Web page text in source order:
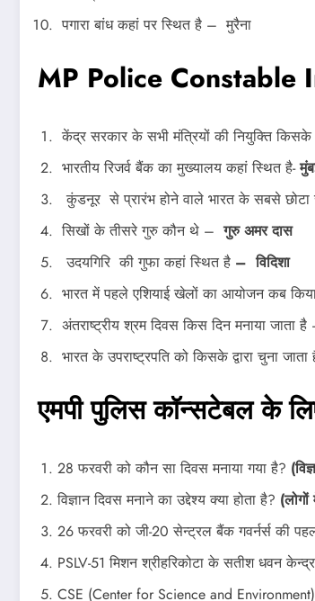
पगारा बांध कहां पर स्थित है – मुरैना
MP Police Constable
केंद्र सरकार के सभी मंत्रियों की नियुक्ति किसके
भारतीय रिजर्व बैंक का मुख्यालय कहां स्थित है-
कुंडनूर से प्रारंभ होने वाले भारत के सबसे छोटा
सिखों के तीसरे गुरु कौन थे –गुरु अमर दास
उदयगिरि की गुफा कहां स्थित है – विदिशा
भारत में पहले एशियाई खेलों का आयोजन कब
अंतराष्‍ट्रीय श्रम दिवस किस दिन मनाया जाता है
भारत के उपराष्ट्रपति को किसके द्वारा चुना
एमपी पुलिस कॉन्‍सटेबल के
28 फरवरी को कौन सा दिवस मनाया गया है?
विज्ञान दिवस मनाने का उद्देश्‍य क्‍या होता है?
26 फरवरी को जी-20 सेन्‍ट्रल बैंक गवर्नर्स की
PSLV-51 मिशन श्रीहरिकोटा के सतीश धवन
CSE (Center for Science and Environment)